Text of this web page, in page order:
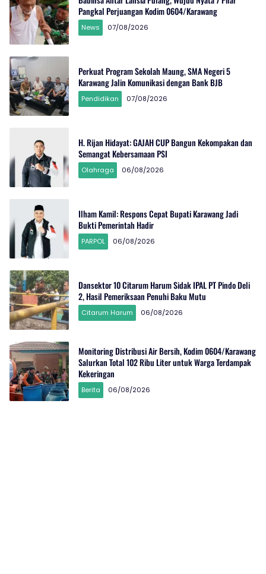
Pangkal Perjuangan Kodim 0604/Karawang
News 07/08/2026
Perkuat Program Sekolah Maung, SMA Negeri 5
Karawang Jalin Komunikasi dengan Bank BJB
Pendidikan 07/08/2026
H. Rijan Hidayat: GAJAH CUP Bangun Kekompakan dan
Semangat Kebersamaan PSI
Olahraga 06/08/2026
Ilham Kamil: Respons Cepat Bupati Karawang Jadi
Bukti Pemerintah Hadir
PARPOL 06/08/2026
Dansektor 10 Citarum Harum Sidak IPAL PT Pindo Deli
2, Hasil Pemeriksaan Penuhi Baku Mutu
Citarum Harum 06/08/2026
Monitoring Distribusi Air Bersih, Kodim 0604/Karawang
Salurkan Total 102 Ribu Liter untuk Warga Terdampak
Kekeringan
Berita 06/08/2026